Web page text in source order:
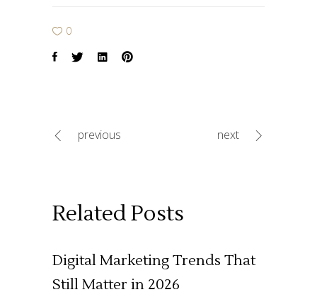
0
previous next
Related Posts
Digital Marketing Trends That
Still Matter in 2026